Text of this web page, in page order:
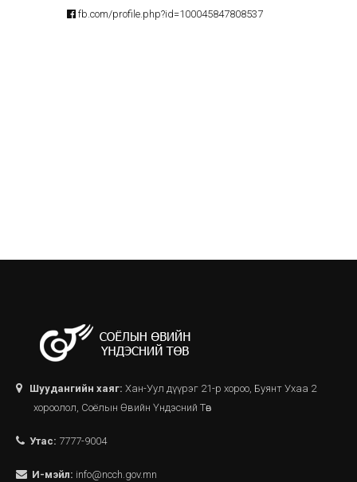
fb.com/profile.php?id=100045847808537
Шуудангийн хаяг: Хан-Уул дүүрэг 21-р хороо, Буянт Ухаа 2
хороолол, Соёлын Өвийн Үндэсний Төв
Утас: 7777-9004
И-мэйл: info@ncch.gov.mn